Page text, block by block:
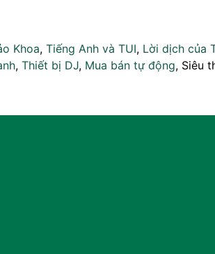
Khoa, Tiếng Anh và TUI, Lời dịch của
, Thiết bị DJ, Mua bán tự động, Siêu